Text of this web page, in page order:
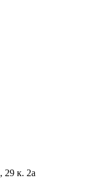
29 к. 2а